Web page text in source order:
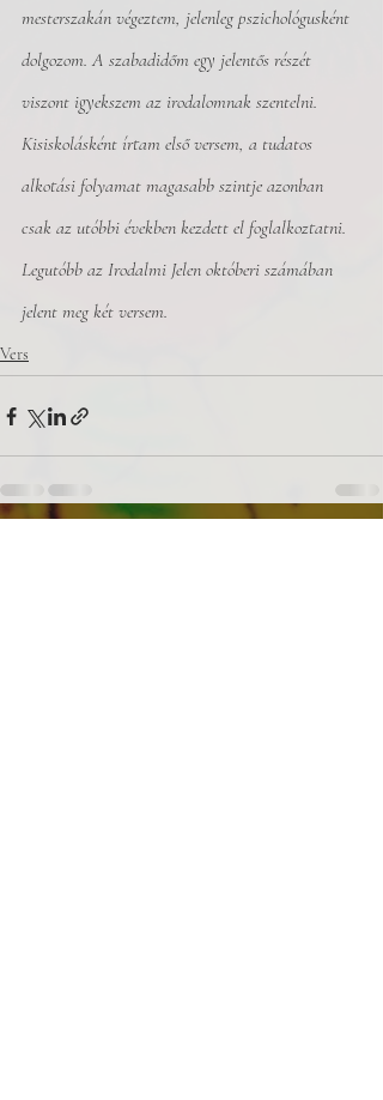
mesterszakán végeztem, jelenleg pszichológusként
dolgozom. A szabadidőm egy jelentős részét
viszont igyekszem az irodalomnak szentelni.
Kisiskolásként írtam első versem, a tudatos
alkotási folyamat magasabb szintje azonban
csak az utóbbi években kezdett el foglalkoztatni.
Legutóbb az Irodalmi Jelen októberi számában
jelent meg két versem.
Vers